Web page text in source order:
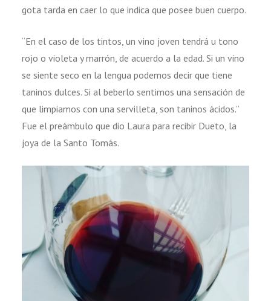
gota tarda en caer lo que indica que posee buen cuerpo.
“En el caso de los tintos, un vino joven tendrá u tono
rojo o violeta y marrón, de acuerdo a la edad. Si un vino
se siente seco en la lengua podemos decir que tiene
taninos dulces. Si al beberlo sentimos una sensación de
que limpiamos con una servilleta, son taninos ácidos.”
Fue el preámbulo que dio Laura para recibir Dueto, la
joya de la Santo Tomás.